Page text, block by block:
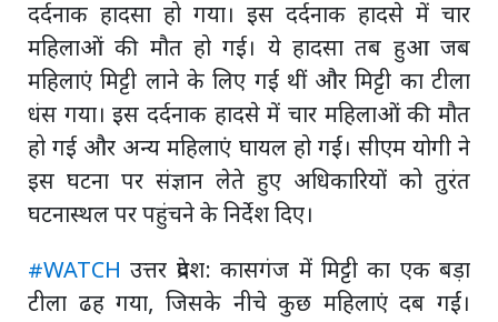
दर्दनाक हादसा हो गया। इस दर्दनाक हादसे में चार
महिलाओं की मौत हो गई। ये हादसा तब हुआ जब
महिलाएं मिट्टी लाने के लिए गईं थीं और मिट्टी का टीला
धंस गया। इस दर्दनाक हादसे में चार महिलाओं की मौत
हो गई और अन्य महिलाएं घायल हो गईं। सीएम योगी ने
इस घटना पर संज्ञान लेते हुए अधिकारियों को तुरंत
घटनास्थल पर पहुंचने के निर्देश दिए।
#WATCH उत्तर प्रदेश: कासगंज में मिट्टी का एक बड़ा
टीला ढह गया, जिसके नीचे कुछ महिलाएं दब गईं।